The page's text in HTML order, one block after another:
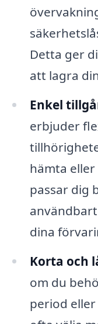
Detta ger
att lagra
Enkel
erbjuder
hämta
passar dig
dina
Korta och
om du
period